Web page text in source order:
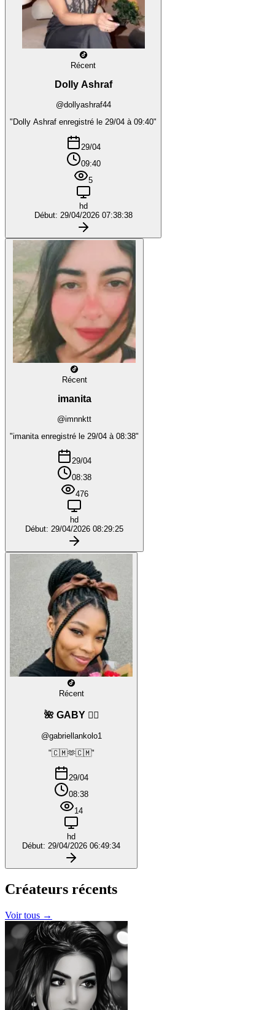
Récent
Dolly Ashraf
@dollyashraf44
"Dolly Ashraf enregistré le 29/04 à 09:40"
29/04
09:40
5
hd
Début: 29/04/2026 07:38:38
Récent
imanita
@imnnktt
"imanita enregistré le 29/04 à 08:38"
29/04
08:38
476
hd
Début: 29/04/2026 08:29:25
Récent
🌺 GABY ❤️‍🔥
@gabriellankolo1
"🇨🇲🫶🇨🇲"
29/04
08:38
14
hd
Début: 29/04/2026 06:49:34
Créateurs récents
Voir tous →